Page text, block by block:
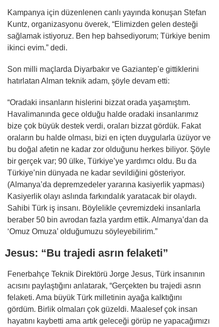
Kampanya için düzenlenen canlı yayında konuşan Stefan
Kuntz, organizasyonu överek, “Elimizden gelen desteği
sağlamak istiyoruz. Ben hep bahsediyorum; Türkiye benim
ikinci evim.” dedi.
Son milli maçlarda Diyarbakır ve Gaziantep’e gittiklerini
hatırlatan Alman teknik adam, şöyle devam etti:
“Oradaki insanların hislerini bizzat orada yaşamıştım.
Havalimanında gece olduğu halde oradaki insanlarımız
bize çok büyük destek verdi, oraları bizzat gördük. Fakat
oraların bu halde olması, bizi en içten duygularla üzüyor ve
bu doğal afetin ne kadar zor olduğunu herkes biliyor. Şöyle
bir gerçek var; 90 ülke, Türkiye’ye yardımcı oldu. Bu da
Türkiye’nin dünyada ne kadar sevildiğini gösteriyor.
(Almanya’da depremzedeler yararına kasiyerlik yapması)
Kasiyerlik olayı aslında farkındalık yaratacak bir olaydı.
Sahibi Türk iş insanı. Böylelikle çevremizdeki insanlarla
beraber 50 bin avrodan fazla yardım ettik. Almanya’dan da
‘Omuz Omuza’ olduğumuzu söyleyebilirim.”
Jesus: “Bu trajedi asrın felaketi”
Fenerbahçe Teknik Direktörü Jorge Jesus, Türk insanının
acısını paylaştığını anlatarak, “Gerçekten bu trajedi asrın
felaketi. Ama büyük Türk milletinin ayağa kalktığını
gördüm. Birlik olmaları çok güzeldi. Maalesef çok insan
hayatını kaybetti ama artık geleceği görüp ne yapacağımızı